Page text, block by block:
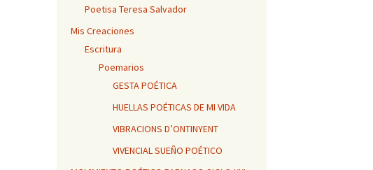
Poetisa Teresa Salvador
Mis Creaciones
Escritura
Poemarios
GESTA POÉTICA
HUELLAS POÉTICAS DE MI VIDA
VIBRACIONS D’ONTINYENT
VIVENCIAL SUEÑO POÉTICO